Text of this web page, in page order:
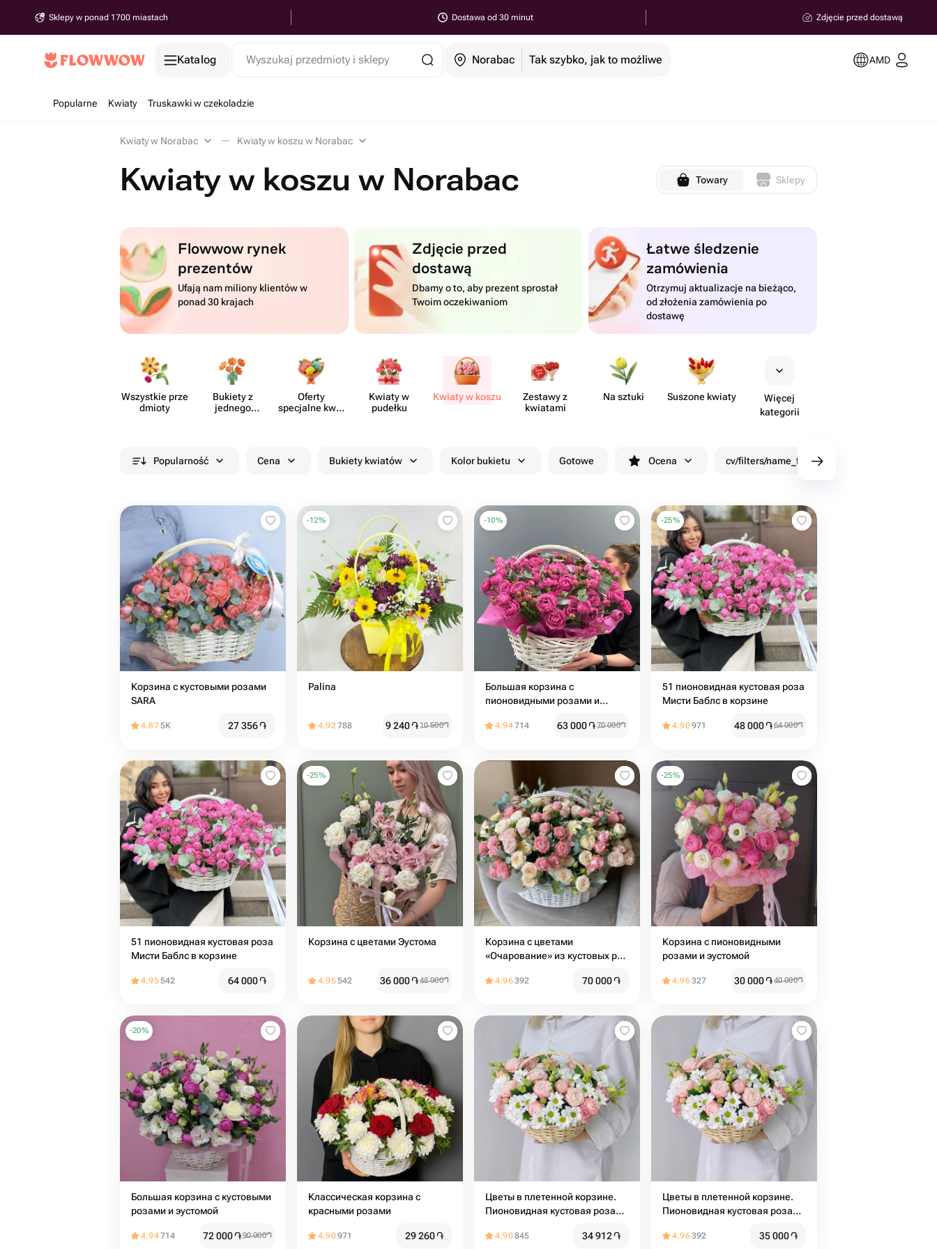
Sklepy w ponad 1700 miastach Dostawa od 30 minut Zdjęcie przed dostawą
Katalog Wyszukaj przedmioty i sklepy Norabac Tak szybko, jak to możliwe AMD
Popularne Kwiaty Truskawki w czekoladzie
Kwiaty w Norabac Kwiaty w koszu w Norabac
Kwiaty w koszu w Norabac Towary Sklepy
Flowwow rynek
prezentów
Ufają nam miliony klientów w
ponad 30 krajach
Zdjęcie przed
dostawą
Dbamy o to, aby prezent sprostał
Twoim oczekiwaniom
Łatwe śledzenie
zamówienia
Otrzymuj aktualizacje na bieżąco,
od złożenia zamówienia po
dostawę
Wszystkie prze​
dmioty
Bukiety z
jednego
Oferty
specjalne kwia​
Kwiaty w
pudełku
Kwiaty w koszu
Zestawy z
kwiatami
Na sztuki Suszone kwiaty
Więcej
kategorii
Popularność Cena Bukiety kwiatów Kolor bukietu Gotowe Ocena cv/filters/name_fast_delivery
Корзина с кустовыми розами
SARA
4.875K 27 356֏
-12%
Palina
4.92788 9 240֏10 500֏
-10%
Большая корзина с
пионовидными розами и
4.94714 63 000֏70 000֏
-25%
51 пионовидная кустовая роза
Мисти Баблс в корзине
4.90971 48 000֏64 000֏
51 пионовидная кустовая роза
Мисти Баблс в корзине
4.95542 64 000֏
-25%
Корзина с цветами Эустома
4.95542 36 000֏48 000֏
Корзина с цветами
«Очарование» из кустовых роз
4.96392 70 000֏
-25%
Корзина с пионовидными
розами и эустомой
4.96327 30 000֏40 000֏
-20%
Большая корзина с кустовыми
розами и эустомой
4.94714 72 000֏90 000֏
Классическая корзина с
красными розами
4.90971 29 260֏
Цветы в плетенной корзине.
Пионовидная кустовая роза
хризантема
4.90845 34 912֏
Цветы в плетенной корзине.
Пионовидная кустовая роза
хризантема
4.96392 35 000֏